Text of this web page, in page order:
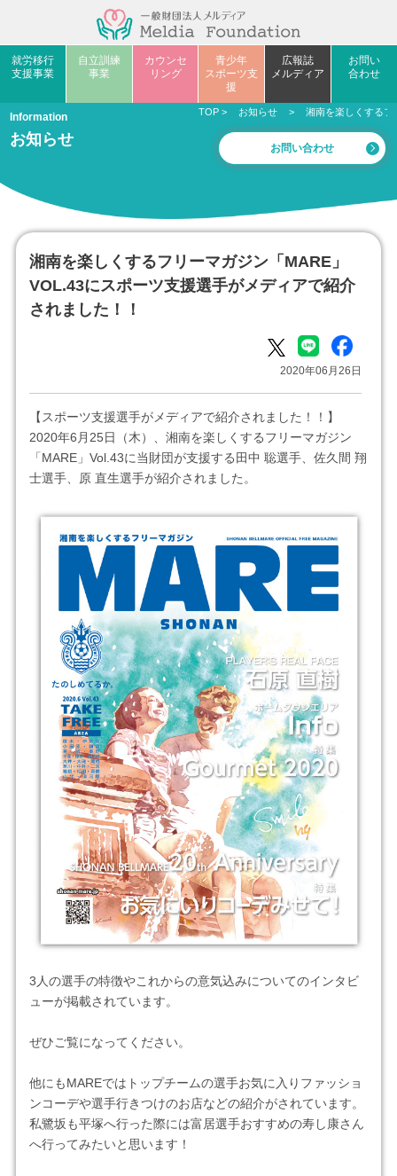
就労移行
支援事業
自立訓練
事業
カウンセ
リング
青少年
スポーツ支
援
広報誌
メルディア
お問い
合わせ
Information
お知らせ
TOP > お知らせ > 湘南を楽しくするフ
お問い合わせ
湘南を楽しくするフリーマガジン「MARE」
VOL.43にスポーツ支援選手がメディアで紹介
されました！！
2020年06月26日
【スポーツ支援選手がメディアで紹介されました！！】
2020年6月25日（木）、湘南を楽しくするフリーマガジン
「MARE」Vol.43に当財団が支援する田中 聡選手、佐久間 翔
士選手、原 直生選手が紹介されました。
3人の選手の特徴やこれからの意気込みについてのインタビ
ューが掲載されています。
ぜひご覧になってください。
他にもMAREではトップチームの選手お気に入りファッショ
ンコーデや選手行きつけのお店などの紹介がされています。
私鷺坂も平塚へ行った際には富居選手おすすめの寿し康さん
へ行ってみたいと思います！